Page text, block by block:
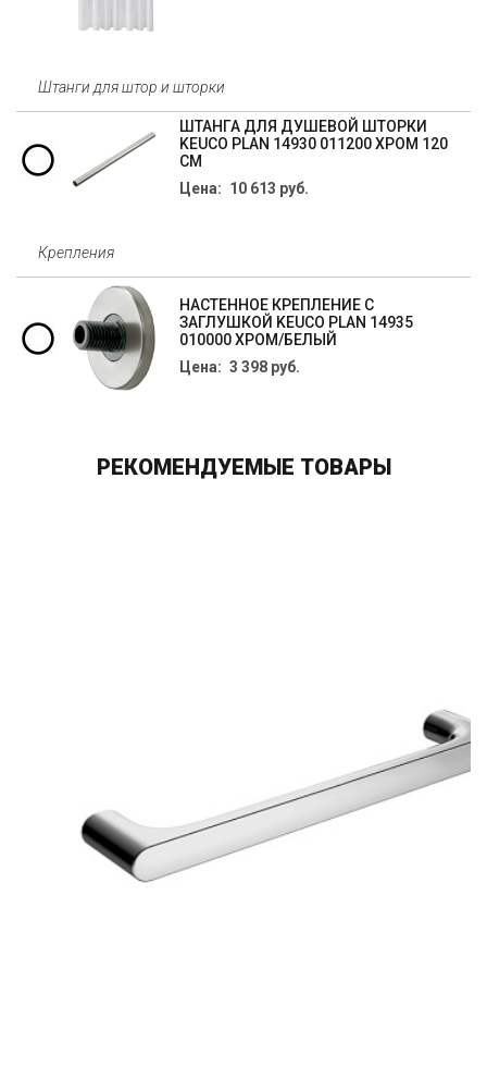
Штанги для штор и шторки
ШТАНГА ДЛЯ ДУШЕВОЙ ШТОРКИ
KEUCO PLAN 14930 011200 ХРОМ 120
СМ
Цена: 10 613 руб.
Крепления
НАСТЕННОЕ КРЕПЛЕНИЕ С
ЗАГЛУШКОЙ KEUCO PLAN 14935
010000 ХРОМ/БЕЛЫЙ
Цена: 3 398 руб.
РЕКОМЕНДУЕМЫЕ ТОВАРЫ